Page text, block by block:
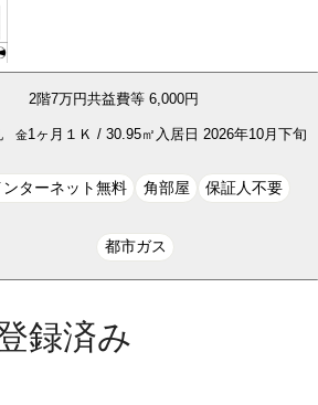
2階7万円共益費等 6,000円
金1ヶ月 １Ｋ /30.95㎡ 入居日 2026年10月下旬
ンターネット無料 角部屋 保証人不要
都市ガス
録済み